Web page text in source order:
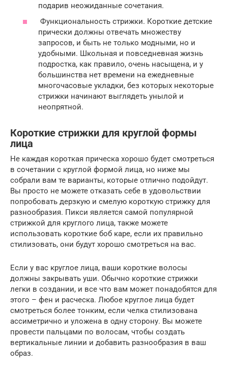
подарив неожиданные сочетания.
Функциональность стрижки. Короткие детские
прически должны отвечать множеству
запросов, и быть не только модными, но и
удобными. Школьная и повседневная жизнь
подростка, как правило, очень насыщена, и у
большинства нет времени на ежедневные
многочасовые укладки, без которых некоторые
стрижки начинают выглядеть унылой и
неопрятной.
Короткие стрижки для круглой формы
лица
Не каждая короткая прическа хорошо будет смотреться
в сочетании с круглой формой лица, но ниже мы
собрали вам те варианты, которые отлично подойдут.
Вы просто не можете отказать себе в удовольствии
попробовать дерзкую и смелую короткую стрижку для
разнообразия. Пикси является самой популярной
стрижкой для круглого лица, также можете
использовать короткие боб каре, если их правильно
стилизовать, они будут хорошо смотреться на вас.
Если у вас круглое лица, ваши короткие волосы
должны закрывать уши. Обычно короткие стрижки
легки в создании, и все что вам может понадобятся для
этого – фен и расческа. Любое круглое лица будет
смотреться более тонким, если челка стилизована
ассиметрично и уложена в одну сторону. Вы можете
провести пальцами по волосам, чтобы создать
вертикальные линии и добавить разнообразия в ваш
образ.